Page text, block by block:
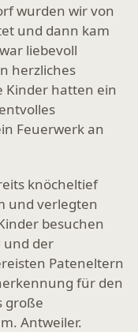
wurden wir von
und dann kam
liebevoll
herzliches
Kinder hatten ein
Feuerwerk an
knöcheltief
und verlegten
besuchen
und der
Pateneltern
für den
große
Antweiler.